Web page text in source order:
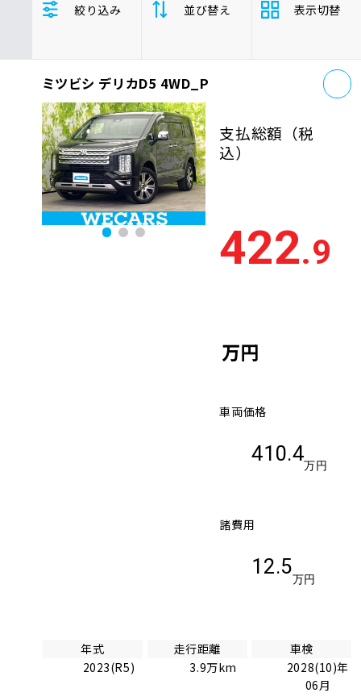
品質管理とサポート体制
お問い合わせ
企業情報
0120-733-500
絞り込み
並び替え
支払総
額
安い順 高
年式 新しい順
走行距
離
少ない順
排気量 大きい順 小さ
表示切替
ミツビシ デリカD5 4WD_P
支払総額 （税
込）
422.9
万円
車両価格
410.4
万円
諸費用
12.5
万円
年式
2023(R5)
走行距離
3.9万km
車検
2028(10)年
06月